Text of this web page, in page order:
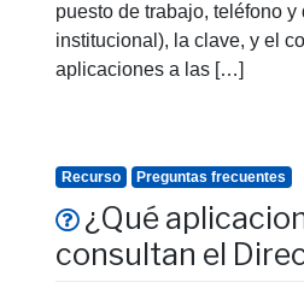
puesto de trabajo, teléfono
institucional), la clave, y el
aplicaciones a las […]
Recurso Preguntas frecuentes
¿Qué
consultan el